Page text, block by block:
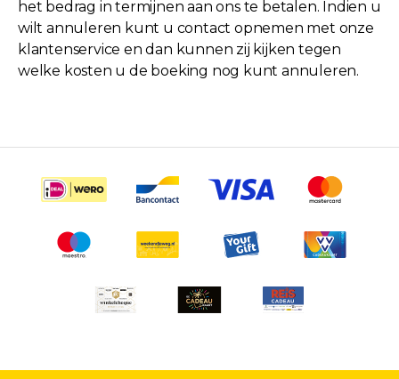
het bedrag in termijnen aan ons te betalen. Indien u
wilt annuleren kunt u contact opnemen met onze
klantenservice en dan kunnen zij kijken tegen
welke kosten u de boeking nog kunt annuleren.